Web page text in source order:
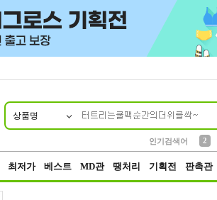
상품명
인기검색어
2
최저가 베스트 MD관 땡처리 기획전 판촉관